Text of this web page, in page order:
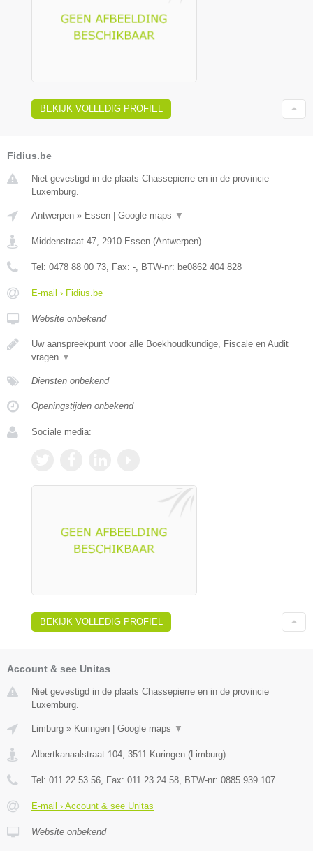
BEKIJK VOLLEDIG PROFIEL
Fidius.be
Niet gevestigd in de plaats Chassepierre en in de provincie
Luxemburg.
Antwerpen » Essen | Google maps ▼
Middenstraat 47 2910 Essen (Antwerpen)
Tel: 0478 88 00 73 , Fax: - , BTW-nr: be0862 404 828
E-mail › Fidius.be
Website onbekend
Uw aanspreekpunt voor alle Boekhoudkundige, Fiscale en Audit
vragen ▼
Diensten onbekend
Openingstijden onbekend
Sociale media:
BEKIJK VOLLEDIG PROFIEL
Account & see Unitas
Niet gevestigd in de plaats Chassepierre en in de provincie
Luxemburg.
Limburg » Kuringen Google maps ▼
Albertkanaalstraat 104, 3511 Kuringen (Limburg)
Tel: 011 22 53 56, Fax: 011 23 24 58, BTW-nr: 0885.939.107
E-mail › Account & see Unitas
Website onbekend